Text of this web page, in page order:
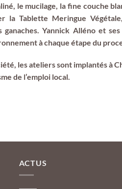
le mucilage, la fine couche
la Tablette Meringue
Yannick Alléno et
à chaque étape du
les ateliers sont implantés à
de l’emploi local.
ACTUS